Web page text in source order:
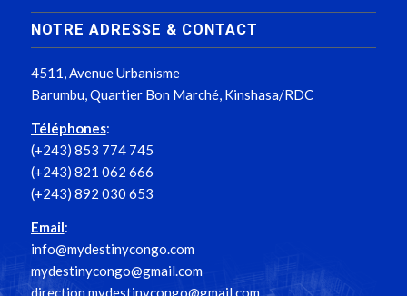
NOTRE ADRESSE & CONTACT
4511, Avenue Urbanisme
Barumbu, Quartier Bon Marché, Kinshasa/RDC
Téléphones:
(+243) 853 774 745
(+243) 821 062 666
(+243) 892 030 653
Email:
info@mydestinycongo.com
mydestinycongo@gmail.com
direction.mydestinycongo@gmail.com